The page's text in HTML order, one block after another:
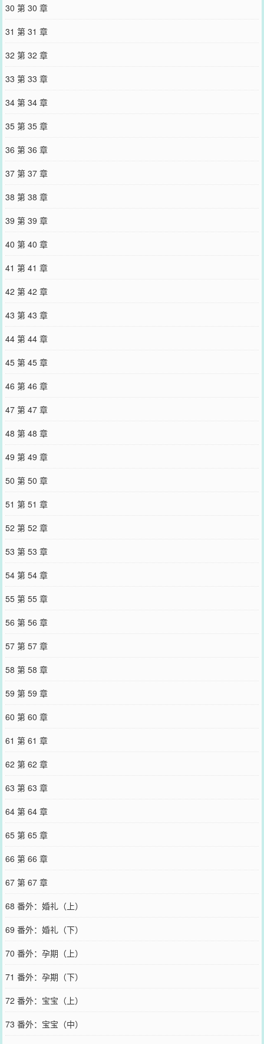
30 第 30 章
31 第 31 章
32 第 32 章
33 第 33 章
34 第 34 章
35 第 35 章
36 第 36 章
37 第 37 章
38 第 38 章
39 第 39 章
40 第 40 章
41 第 41 章
42 第 42 章
43 第 43 章
44 第 44 章
45 第 45 章
46 第 46 章
47 第 47 章
48 第 48 章
49 第 49 章
50 第 50 章
51 第 51 章
52 第 52 章
53 第 53 章
54 第 54 章
55 第 55 章
56 第 56 章
57 第 57 章
58 第 58 章
59 第 59 章
60 第 60 章
61 第 61 章
62 第 62 章
63 第 63 章
64 第 64 章
65 第 65 章
66 第 66 章
67 第 67 章
68 番外：婚礼（上）
69 番外：婚礼（下）
70 番外：孕期（上）
71 番外：孕期（下）
72 番外：宝宝（上）
73 番外：宝宝（中）